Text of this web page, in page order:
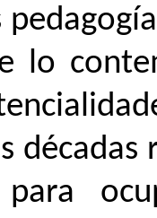
lo
para